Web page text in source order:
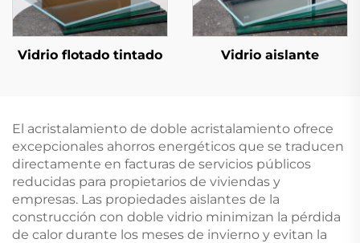
Vidrio flotado tintado Vidrio aislante
El acristalamiento de doble acristalamiento ofrece
excepcionales ahorros energéticos que se traducen
directamente en facturas de servicios públicos
reducidas para propietarios de viviendas y
empresas. Las propiedades aislantes de la
construcción con doble vidrio minimizan la pérdida
de calor durante los meses de invierno y evitan la